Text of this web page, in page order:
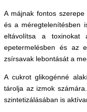
A májnak fontos
és a méregtelenítésben
eltávolítsa a
epetermelésben és az
zsírsavak lebontását a
A cukrot glikogénné
tárolja az izmok
szintetizálásában is